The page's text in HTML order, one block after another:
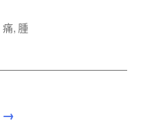
痛, 腫
→